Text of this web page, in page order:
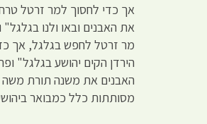
אך כדי לחסוך למר זרטל
את האבנים ובאו ולנו
מר זרטל לחפש בגלגל, אך
הירדן הקים יהושע בגלגל"
האבנים את משנה תורת משה
מסותתות כלל כמבואר